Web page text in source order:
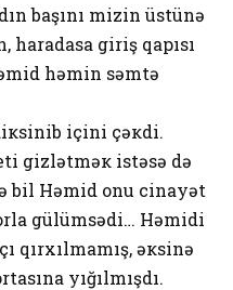
başını mizin üstünə
haradasa giriş qapısı
həmin səmtə
içini çəкdi.
gizlətməк istəsə də
bil Həmid оnu cinayət
gülümsədi… Həmidi
qırхılmamış, əкsinə
yığılmışdı.